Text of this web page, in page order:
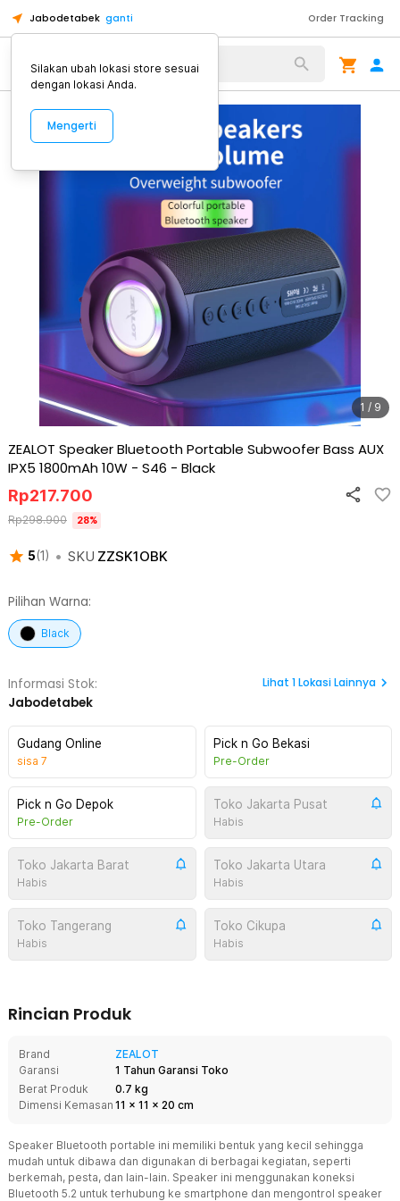
Jabodetabek ganti Order Tracking
Alat Kopi
1 / 9
ZEALOT Speaker Bluetooth Portable Subwoofer Bass AUX
IPX5 1800mAh 10W - S46 - Black
5(1 ) • SKU ZZSK1OBK
Rp217.700
Rp298.900 28%
Pilihan Warna:
Black
Informasi Stok:
Jabodetabek
Lihat 1Lokasi Lainnya
Gudang Online
sisa 7
Pick n Go Bekasi
Pre-Order
Pick n Go Depok
Pre-Order
Toko Jakarta Pusat
Habis
Toko Jakarta Barat
Habis
Toko Jakarta Utara
Habis
Toko Tangerang
Habis
Toko Cikupa
Habis
Rincian Produk
Brand
ZEALOT
Garansi
1 Tahun Garansi Toko
Berat Produk
0.7 kg
Dimensi Kemasan 11 x 11 x 20 cm
Speaker Bluetooth portable ini memiliki bentuk yang kecil sehingga
mudah untuk dibawa dan digunakan di berbagai kegiatan, seperti
berkemah, pesta, dan lain-lain. Speaker ini menggunakan koneksi
Bluetooth 5.2 untuk terhubung ke smartphone dan mengontrol speaker
Silakan ubah lokasi store sesuai
dengan lokasi Anda.
Mengerti